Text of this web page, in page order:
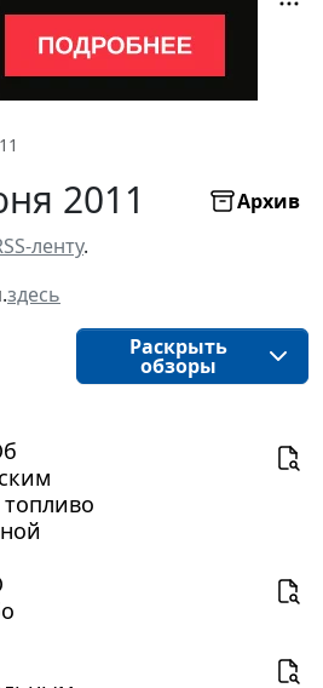
2011
Архив
ленту.
здесь
Раскрыть
обзоры